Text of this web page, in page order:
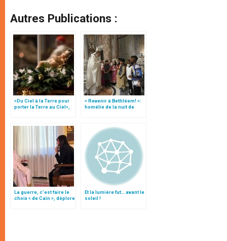
Autres Publications :
«Du Ciel à la Terre pour
porter la Terre au Ciel»,
« Revenir à Bethléem! »:
homélie de la nuit de
Noël (texte complet)
La guerre, c’est faire le
choix « de Caïn », déplore
Et la lumière fut… avant le
soleil !